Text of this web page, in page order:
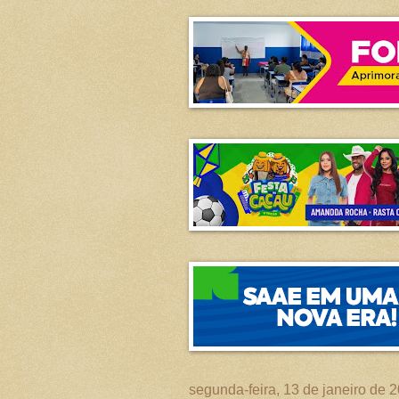
segunda-feira, 13 de janeiro de